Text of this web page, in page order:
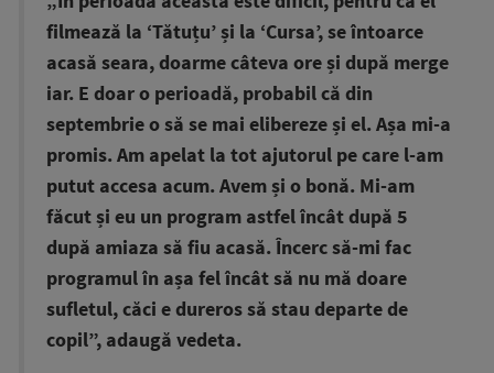
filmează la ‘Tătuțu’ și la ‘Cursa’, se întoarce
acasă seara, doarme câteva ore și după merge
iar. E doar o perioadă, probabil că din
septembrie o să se mai elibereze și el. Așa mi-a
promis. Am apelat la tot ajutorul pe care l-am
putut accesa acum. Avem și o bonă. Mi-am
făcut și eu un program astfel încât după 5
după amiaza să fiu acasă. Încerc să-mi fac
programul în așa fel încât să nu mă doare
sufletul, căci e dureros să stau departe de
copil”, adaugă vedeta.